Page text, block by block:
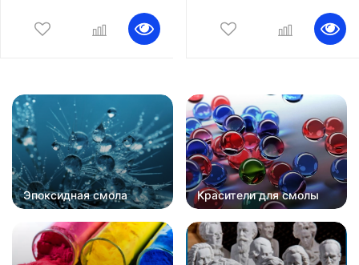
Эпоксидная смола Красители для смолы